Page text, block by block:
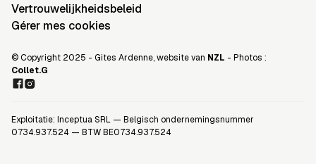
Vertrouwelijkheidsbeleid
Gérer mes cookies
© Copyright 2025 - Gites Ardenne, website van NZL - Photos :
Collet.G
Exploitatie: Inceptua SRL — Belgisch ondernemingsnummer
0734.937.524 — BTW BE0734.937.524